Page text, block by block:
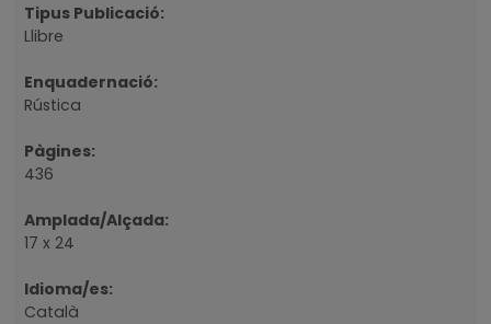
Tipus Publicació:
Llibre
Enquadernació:
Rústica
Pàgines:
436
Amplada/Alçada:
17 x 24
Idioma/es:
Català